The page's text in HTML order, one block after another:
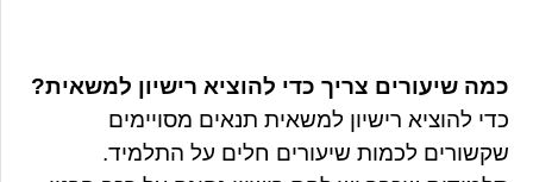
כמה שיעורים צריך כדי להוציא רישיון למשאית?
כדי להוציא רישיון למשאית תנאים מסויימים
שקשורים לכמות שיעורים חלים על התלמיד.